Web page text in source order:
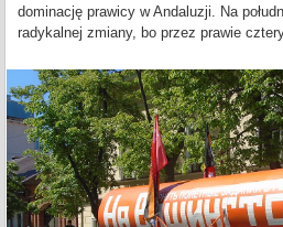
dominację prawicy w Andaluzji. Na
radykalnej zmiany, bo przez prawie cztery